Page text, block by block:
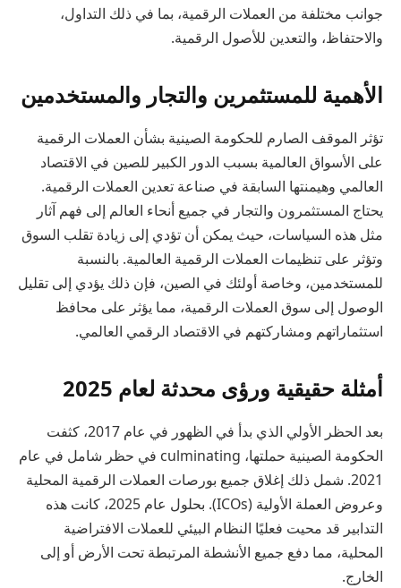
جوانب مختلفة من العملات الرقمية، بما في ذلك التداول،
والاحتفاظ، والتعدين للأصول الرقمية.
الأهمية للمستثمرين والتجار والمستخدمين
تؤثر الموقف الصارم للحكومة الصينية بشأن العملات الرقمية
على الأسواق العالمية بسبب الدور الكبير للصين في الاقتصاد
العالمي وهيمنتها السابقة في صناعة تعدين العملات الرقمية.
يحتاج المستثمرون والتجار في جميع أنحاء العالم إلى فهم آثار
مثل هذه السياسات، حيث يمكن أن تؤدي إلى زيادة تقلب السوق
وتؤثر على تنظيمات العملات الرقمية العالمية. بالنسبة
للمستخدمين، وخاصة أولئك في الصين، فإن ذلك يؤدي إلى تقليل
الوصول إلى سوق العملات الرقمية، مما يؤثر على محافظ
استثماراتهم ومشاركتهم في الاقتصاد الرقمي العالمي.
أمثلة حقيقية ورؤى محدثة لعام 2025
بعد الحظر الأولي الذي بدأ في الظهور في عام 2017، كثفت
الحكومة الصينية حملتها، culminating في حظر شامل في عام
2021. شمل ذلك إغلاق جميع بورصات العملات الرقمية المحلية
وعروض العملة الأولية (ICOs). بحلول عام 2025، كانت هذه
التدابير قد محيت فعليًا النظام البيئي للعملات الافتراضية
المحلية، مما دفع جميع الأنشطة المرتبطة تحت الأرض أو إلى
الخارج.